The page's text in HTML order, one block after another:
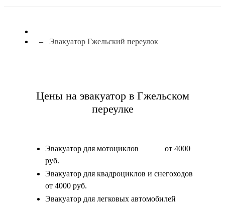
Эвакуатор Гжельский переулок
Цены на эвакуатор в Гжельском
переулке
Эвакуатор для мотоциклов
от 4000
руб.
Эвакуатор для квадроциклов и снегоходов
от 4000 руб.
Эвакуатор для легковых автомобилей